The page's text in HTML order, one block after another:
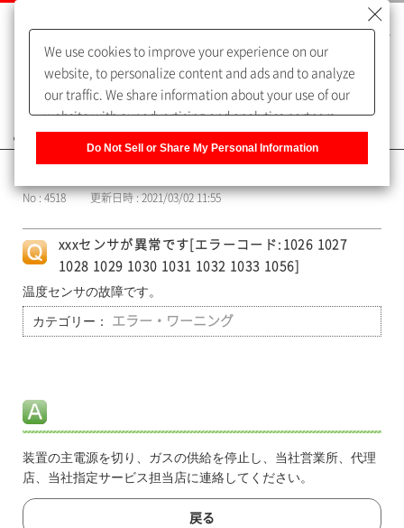
よくあるご質問（FAQ）
No : 4518 更新日時 : 2021/03/02 11:55
xxxセンサが異常です[エラーコード:1026 1027
1028 1029 1030 1031 1032 1033 1056]
温度センサの故障です。
カテゴリー： エラー・ワーニング
装置の主電源を切り、ガスの供給を停止し、当社営業所、代理
店、当社指定サービス担当店に連絡してください。
戻る
We use cookies to improve your experience on our
website, to personalize content and ads and to analyze
our traffic. We share information about your use of our
website with our advertising and analytics partners,
of our sharing information about you with our partners.
Information] to customize your cookie settings on our
website.Privacy Policy
Do Not Sell or Share My Personal Information